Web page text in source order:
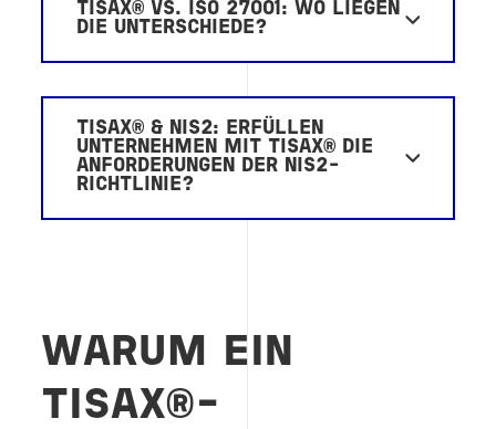
TISAX® VS. ISO 27001: WO LIEGEN
DIE UNTERSCHIEDE?
TISAX® & NIS2: ERFÜLLEN
UNTERNEHMEN MIT TISAX® DIE
ANFORDERUNGEN DER NIS2-
RICHTLINIE?
WARUM EIN
TISAX®-